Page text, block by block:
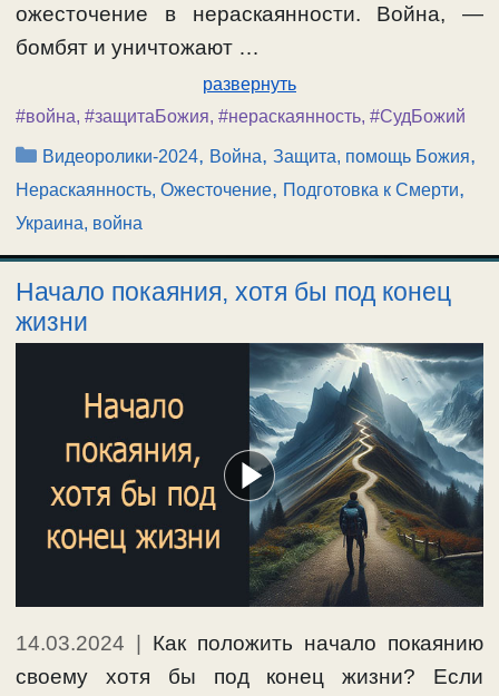
ожесточение в нераскаянности. Война, —
бомбят и уничтожают …
развернуть
#война, #защитаБожия, #нераскаянность, #СудБожий
Рубрики
Видеоролики-2024, Война,Защита, помощь Божия,
Нераскаянность, Ожесточение, Подготовка к Смерти,
Украина, война
Начало покаяния, хотя бы под конец
жизни
14.03.2024
Как положить начало покаянию
своему хотя бы под конец жизни? Если